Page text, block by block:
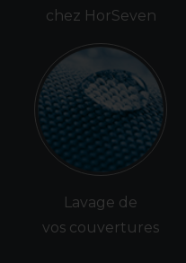
chez HorSeven
Lavage de
vos couvertures